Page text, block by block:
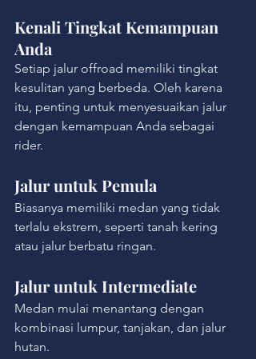
Kenali Tingkat Kemampuan
Anda
Setiap jalur offroad memiliki tingkat
kesulitan yang berbeda. Oleh karena
itu, penting untuk menyesuaikan jalur
dengan kemampuan Anda sebagai
rider.
Jalur untuk Pemula
Biasanya memiliki medan yang tidak
terlalu ekstrem, seperti tanah kering
atau jalur berbatu ringan.
Jalur untuk Intermediate
Medan mulai menantang dengan
kombinasi lumpur, tanjakan, dan jalur
hutan.